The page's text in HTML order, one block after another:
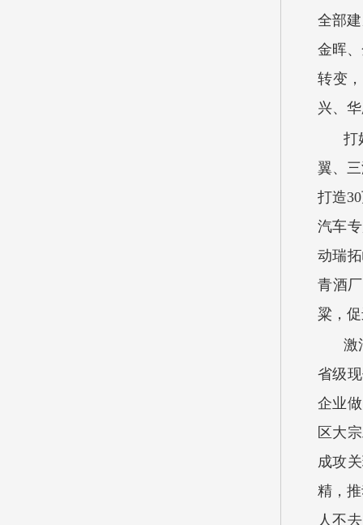
全部
金晖
转变
兴、
打
翼、
打造
汽车
动瑞
青酒
粱，
激
省级
企业
区大
成攻
精，
人不